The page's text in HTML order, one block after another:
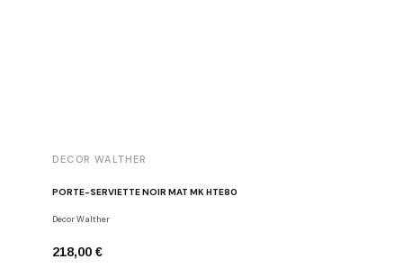
DECOR WALTHER
PORTE-SERVIETTE NOIR MAT MK HTE80
Decor Walther
218,00 €